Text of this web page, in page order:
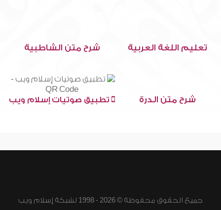
تعليم اللغة العربية شرح متن الشاطبية
شرح متن الدرة تطبيق صوتيات إسلام ويب
جميع الحقوق محفوظة © 2026 - 1998 لشبكة إسلام ويب